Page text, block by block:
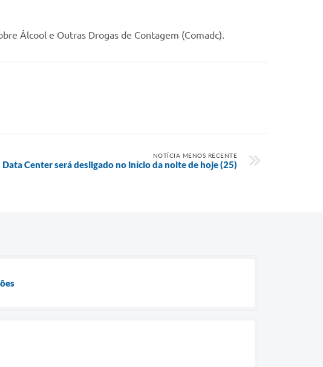
Álcool e Outras Drogas de Contagem (Comadc).
NOTÍCIA MENOS RECENTE
Data Center será desligado no início da noite de hoje (25)